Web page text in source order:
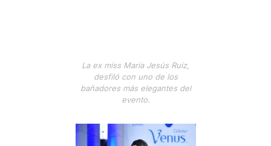
La ex miss María Jesús Ruiz,
desfiló con uno de los
bañadores más elegantes del
evento.